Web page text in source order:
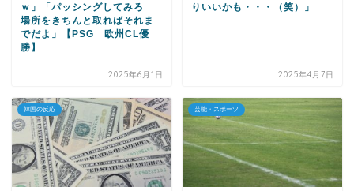
ｗ」「パッシングしてみろ
場所をきちんと取ればそれま
でだよ」【PSG 欧州CL優
勝】
2025年6月1日
りいいかも・・・（笑）」
2025年4月7日
韓国の反応 芸能・スポーツ